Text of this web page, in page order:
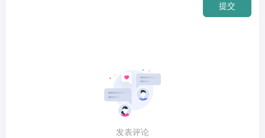
提交
发表评论